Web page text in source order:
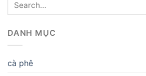
DANH MỤC
cà phê